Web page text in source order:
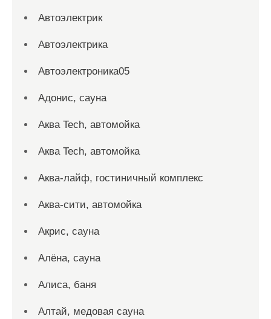
Автоэлектрик
Автоэлектрика
Автоэлектроника05
Адонис, сауна
Аква Tech, автомойка
Аква Tech, автомойка
Аква-лайф, гостиничный комплекс
Аква-сити, автомойка
Акрис, сауна
Алёна, сауна
Алиса, баня
Алтай, медовая сауна